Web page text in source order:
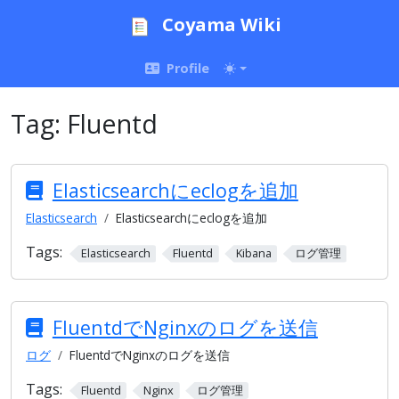
Coyama Wiki
Profile
Tag: Fluentd
Elasticsearchにeclogを追加
Elasticsearch Elasticsearchにeclogを追加
Tags: Elasticsearch Fluentd Kibana ログ管理
FluentdでNginxのログを送信
ログ FluentdでNginxのログを送信
Tags: Fluentd Nginx ログ管理